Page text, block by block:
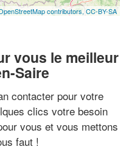
contributors, CC-BY-SA
vous le meilleur
Saire
contacter pour votre
clics votre besoin
vous et vous mettons
faut !